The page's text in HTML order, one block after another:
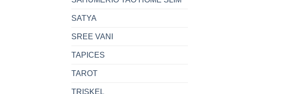
SATYA
SREE VANI
TAPICES
TAROT
TRISKEL